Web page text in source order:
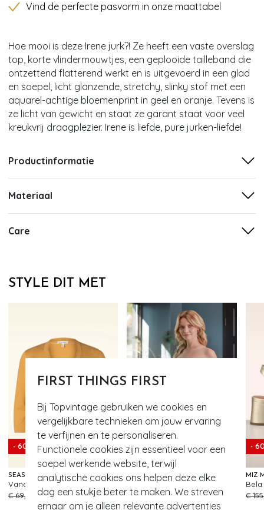
FIRST THINGS FIRST
Bij Topvintage gebruiken we cookies en
vergelijkbare technieken om jouw ervaring
te verfijnen en te personaliseren.
Functionele cookies zijn essentieel voor een
soepel werkende website, terwijl
analytische cookies ons helpen deze elke
dag een stukje beter te maken. We streven
ernaar om je alleen relevante advertenties
Vind de perfecte pasvorm in onze maattabel
Hoe mooi is deze Irene jurk?! Ze heeft een vaste overslag
top, korte vlindermouwtjes, een geplooide tailleband die
ontzettend flatterend werkt en is uitgevoerd in een glad
en soepel, licht glanzende, stretchy, slinky stof met een
aquarel-achtige bloemenprint in geel en oranje. Tevens is
ze licht van gewicht en staat ze garant staat voor veel
kreukvrij draagplezier. Irene is liefde, pure jurken-liefde!
Productinformatie
Materiaal
Care
STYLE DIT MET
- 60%
SEASALT
Vanessa katoenen vest in donker sienna
€ 69,95
€ 27,95
87
MAGIC BODYFASHION
Maxi Sexy Hi Bermuda in Latte
€ 45,95
-
MIZ
€